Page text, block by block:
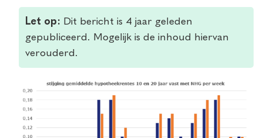
Let op: Dit bericht is 4 jaar geleden
gepubliceerd. Mogelijk is de inhoud hiervan
verouderd.